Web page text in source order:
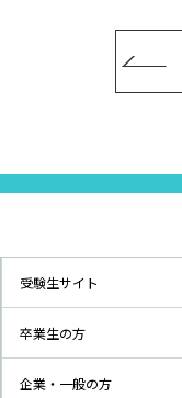
受験生サイト
卒業生の方
企業・一般の方